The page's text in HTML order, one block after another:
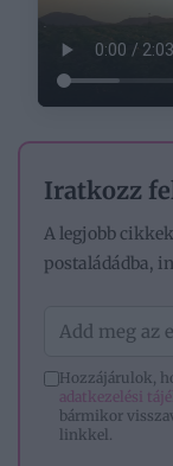
Iratkozz
A legjobb
postaládádba,
Hozzájárulok,
adatkezelési
bármikor
linkkel.